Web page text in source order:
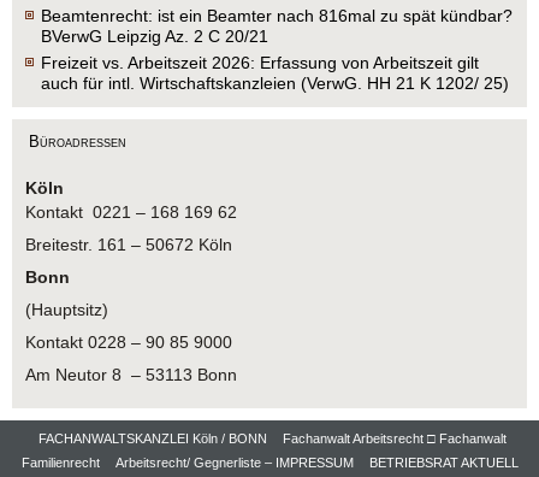
Beamtenrecht: ist ein Beamter nach 816mal zu spät kündbar?
BVerwG Leipzig Az. 2 C 20/21
Freizeit vs. Arbeitszeit 2026: Erfassung von Arbeitszeit gilt
auch für intl. Wirtschaftskanzleien (VerwG. HH 21 K 1202/ 25)
Büroadressen
Köln
Kontakt 0221 – 168 169 62
Breitestr. 161 – 50672 Köln
Bonn
(Hauptsitz)
Kontakt 0228 – 90 85 9000
Am Neutor 8 – 53113 Bonn
FACHANWALTSKANZLEI Köln / BONN
Fachanwalt Arbeitsrecht □ Fachanwalt
Familienrecht
Arbeitsrecht/ Gegnerliste – IMPRESSUM BETRIEBSRAT AKTUELL